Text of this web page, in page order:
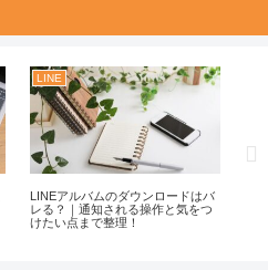
LINE
LINEアルバムのダウンロードはバ
レる？｜通知される操作と気をつ
けたい点まで整理！